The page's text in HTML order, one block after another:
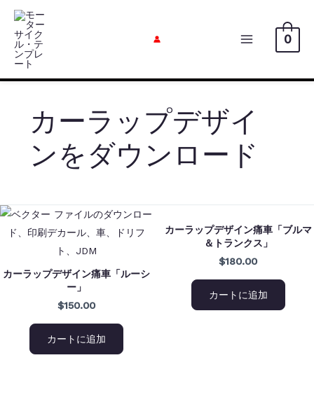
キ
イ
メ
ニ
ー
0
カーラップデザイ
ンをダウンロード
カーラップデザイン痛車「ルーシ
ー」
$150.00
カートに追加
カーラップデザイン痛車「ブルマ
＆トランクス」
$180.00
カートに追加